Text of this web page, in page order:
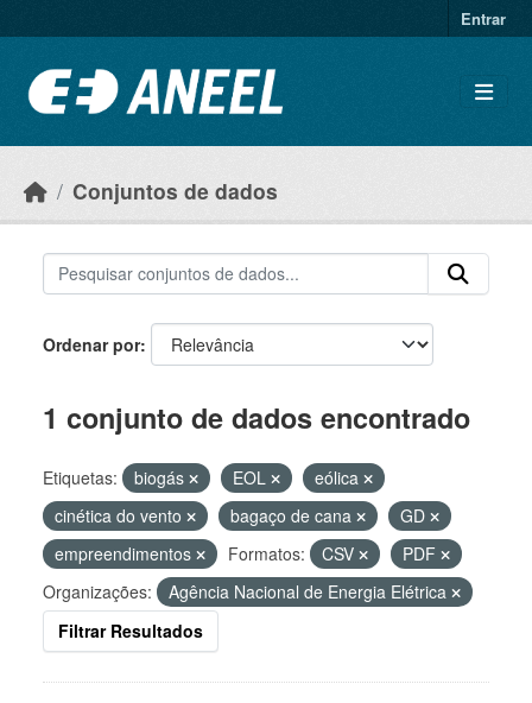
Entrar
Conjuntos de dados
Ordenar por
1 conjunto de dados encontrado
Etiquetas: biogás EOL
eólica
cinética do vento
bagaço de cana
GD
empreendimentos
Formatos: CSV
PDF
Organizações:
Agência Nacional de Energia Elétrica
Filtrar Resultados